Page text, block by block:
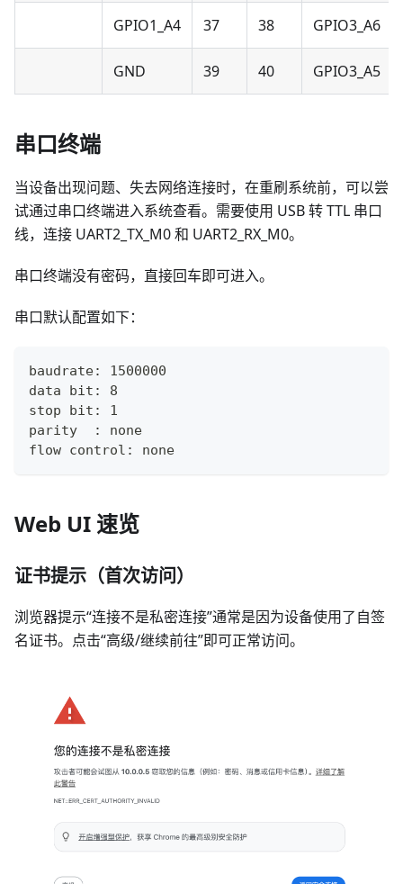
GPIO1_A4 37 38 GPIO3_A6
GND 39 40 GPIO3_A5
串口终端
当设备出现问题、失去网络连接时，在重刷系统前，可以尝
试通过串口终端进入系统查看。需要使用 USB 转 TTL 串口
线，连接 UART2_TX_M0 和 UART2_RX_M0。
串口终端没有密码，直接回车即可进入。
串口默认配置如下：
baudrate: 1500000
data bit: 8
stop bit: 1
parity  : none
flow control: none
Web UI 速览
证书提示（首次访问）
浏览器提示“连接不是私密连接”通常是因为设备使用了自签
名证书。点击“高级/继续前往”即可正常访问。